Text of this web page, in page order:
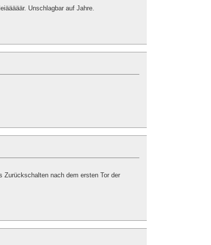
Unschlagbar auf Jahre.
nach dem ersten Tor der